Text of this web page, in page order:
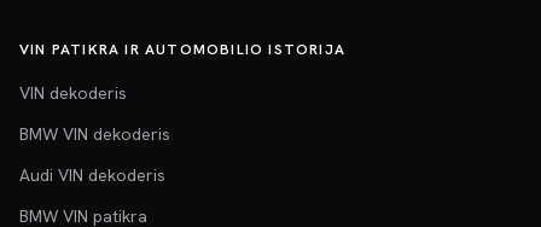
VIN PATIKRA IR AUTOMOBILIO ISTORIJA
VIN dekoderis
BMW VIN dekoderis
Audi VIN dekoderis
BMW VIN patikra